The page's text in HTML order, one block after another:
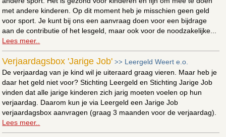
met andere kinderen. Op dit moment heb je misschien geen geld
voor sport. Je kunt bij ons een aanvraag doen voor een bijdrage
aan de contributie of het lesgeld, maar ook voor de noodzakelijke...
Lees meer..
Verjaardagsbox 'Jarige Job' >> Leergeld Weert e.o.
De verjaardag van je kind wil je uiteraard graag vieren. Maar heb je
daar het geld niet voor? Stichting Leergeld en Stichting Jarige Job
vinden dat alle jarige kinderen zich jarig moeten voelen op hun
verjaardag. Daarom kun je via Leergeld een Jarige Job
verjaardagsbox aanvragen (graag 3 maanden voor de verjaardag).
Lees meer..